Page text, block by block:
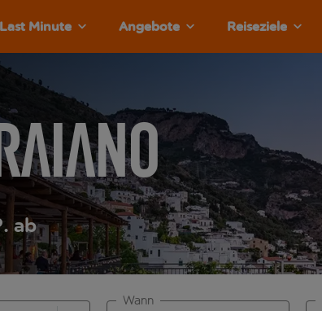
Last Minute Angebote Reiseziele
ab
Wann